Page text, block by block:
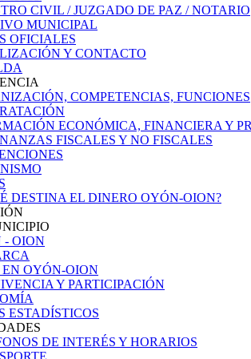
CIVIL / JUZGADO DE PAZ / NOTARIO
MUNICIPAL
OFICIALES
Y CONTACTO
COMPETENCIAS, FUNCIONES
ECONÓMICA, FINANCIERA Y
FISCALES Y NO FISCALES
DESTINA EL DINERO OYÓN-OION?
- OION
OYÓN-OION
Y PARTICIPACIÓN
ESTADÍSTICOS
DE INTERÉS Y HORARIOS